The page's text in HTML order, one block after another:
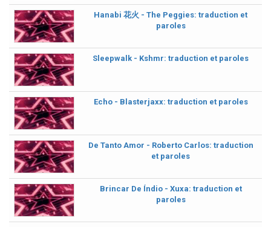
Hanabi 花火 - The Peggies: traduction et
paroles
Sleepwalk - Kshmr: traduction et paroles
Echo - Blasterjaxx: traduction et paroles
De Tanto Amor - Roberto Carlos: traduction
et paroles
Brincar De Índio - Xuxa: traduction et
paroles